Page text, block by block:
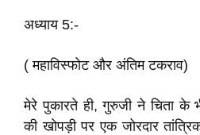
अध्याय 5:-
( महाविस्फोट और अंतिम टकराव)
मेरे पुकारते ही, गुरुजी ने चिता
की खोपड़ी पर एक जोरदार